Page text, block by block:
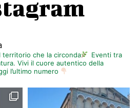
territorio che la circonda
Eventi tra
Vivi il cuore autentico della
l’ultimo numero